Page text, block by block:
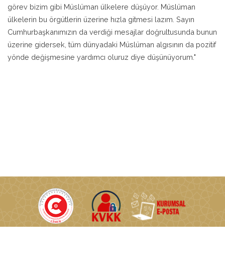
görev bizim gibi Müslüman ülkelere düşüyor. Müslüman
ülkelerin bu örgütlerin üzerine hızla gitmesi lazım. Sayın
Cumhurbaşkanımızın da verdiği mesajlar doğrultusunda bunun
üzerine gidersek, tüm dünyadaki Müslüman algısının da pozitif
yönde değişmesine yardımcı oluruz diye düşünüyorum."